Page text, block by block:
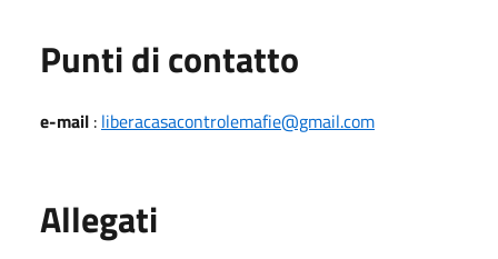
Punti di contatto
e-mail : liberacasacontrolemafie@gmail.com
Allegati